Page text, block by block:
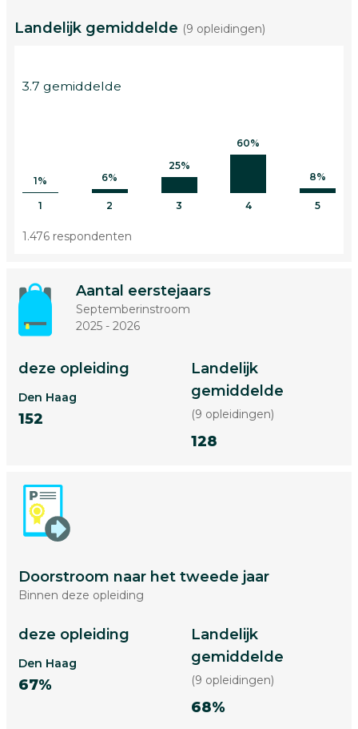
Landelijk gemiddelde (9 opleidingen)
3.7 gemiddelde
1%
1
6%
2
25%
3
60%
4
8%
5
1.476 respondenten
Aantal eerstejaars
Septemberinstroom
2025 - 2026
deze opleiding
Den Haag
152
Landelijk
gemiddelde
(9 opleidingen)
128
Doorstroom naar het tweede jaar
Binnen deze opleiding
deze opleiding
Den Haag
67%
Landelijk
gemiddelde
(9 opleidingen)
68%